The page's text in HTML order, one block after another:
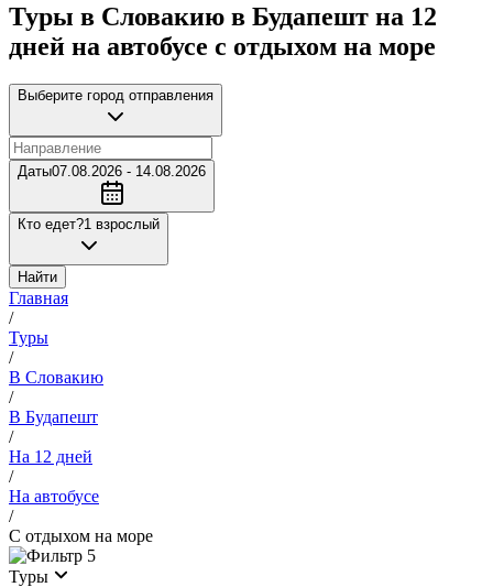
Туры в Словакию в Будапешт на 12
дней на автобусе с отдыхом на море
Выберите город отправления
Даты07.08.2026 - 14.08.2026
Кто едет?1 взрослый
Найти
Главная
/
Туры
/
В Словакию
/
В Будапешт
/
На 12 дней
/
На автобусе
/
С отдыхом на море
5
Туры